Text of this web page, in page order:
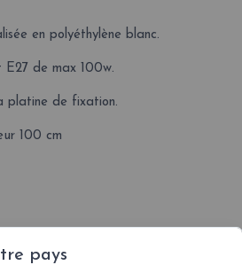
pays
en polyéthylène blanc.
E27 de max 100w.
platine de fixation.
100 cm